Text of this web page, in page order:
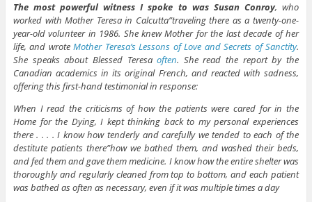
The most powerful witness I spoke to was Susan Conroy, who
worked with Mother Teresa in Calcutta”traveling there as a twenty-one-
year-old volunteer in 1986. She knew Mother for the last decade of her
life, and wroteMother Teresa’s Lessons of Love and Secrets of Sanctity.
She speaks about Blessed Teresaoften. She read the report by the
Canadian academics in its original French, and reacted with sadness,
offering this first-hand testimonial in response:
When I read the criticisms of how the patients were cared for in the
Home for the Dying, I kept thinking back to my personal experiences
there . . . . I know how tenderly and carefully we tended to each of the
destitute patients there”how we bathed them, and washed their beds,
and fed them and gave them medicine. I know how the entire shelter was
thoroughly and regularly cleaned from top to bottom, and each patient
was bathed as often as necessary, even if it was multiple times a day